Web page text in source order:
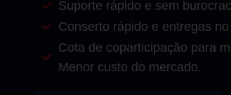
Suporte rápido e sem
Conserto rápido e entregas no
Cota de coparticipação para
Menor custo do mercado.